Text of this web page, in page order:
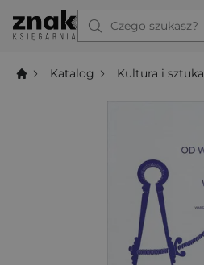
Czego szukasz?
Katalog Kultura i sztuka